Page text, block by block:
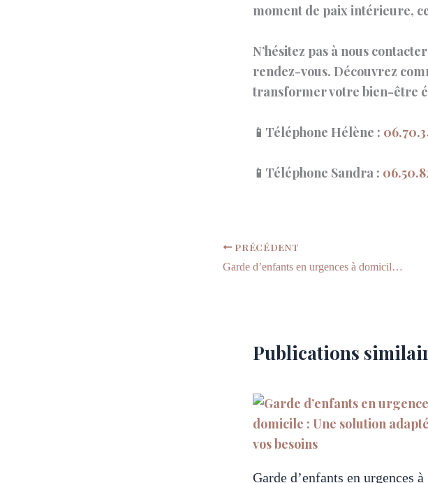
moment de paix intérieure,
N’hésitez pas à nous
rendez-vous. Découvrez
transformer votre bien-être
📱Téléphone Hélène :
📱Téléphone Sandra :
PRÉCÉDENT
Garde d’enfants en urgences à domicile : Une solution adaptée à vos besoins
Publications
Garde d’enfants en urgences à